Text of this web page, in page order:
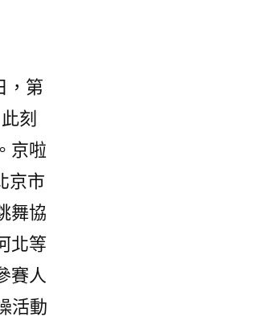
，第
刻
京啦
京市
舞協
北等
賽人
活動